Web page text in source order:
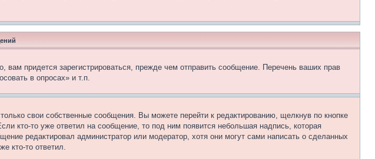
придется зарегистрироваться, прежде чем отправить сообщение. Перечень ваших прав
в опросах» и т.п.
свои собственные сообщения. Вы можете перейти к редактированию, щелкнув по кнопке
кто-то уже ответил на сообщение, то под ним появится небольшая надпись, которая
редактировал администратор или модератор, хотя они могут сами написать о сделанных
кто-то ответил.